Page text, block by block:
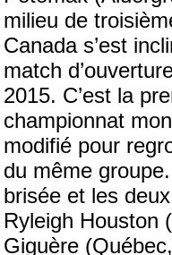
milieu de
Canada s’est
match
2015. C’est la
championnat
modifié pour
du même
brisée et les
Ryleigh Houston
Giguère